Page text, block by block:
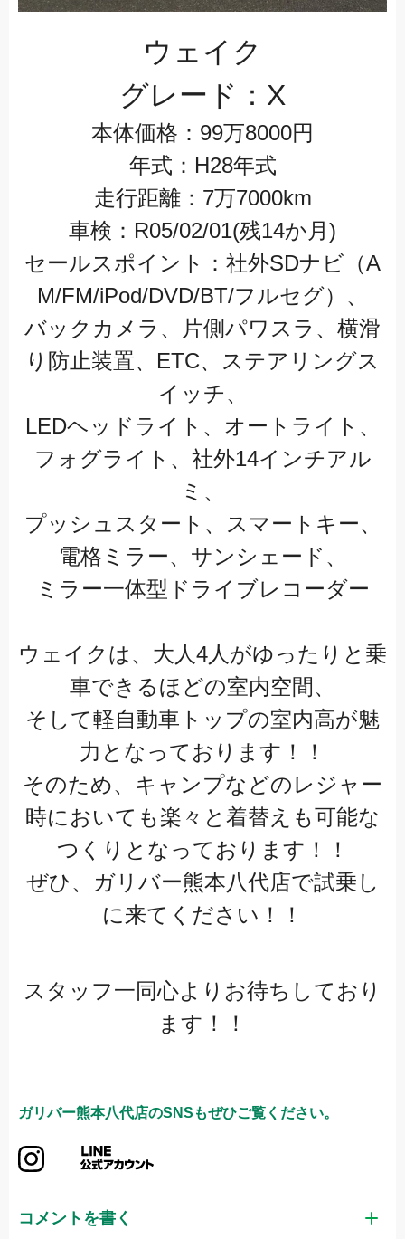
ウェイク
グレード：X
本体価格：99万8000円
年式：H28年式
走行距離：7万7000km
車検：R05/02/01(残14か月)
セールスポイント：社外SDナビ（A
M/FM/iPod/DVD/BT/フルセグ）、
バックカメラ、片側パワスラ、横滑
り防止装置、ETC、ステアリングス
イッチ、
LEDヘッドライト、オートライト、
フォグライト、社外14インチアル
ミ、
プッシュスタート、スマートキー、
電格ミラー、サンシェード、
ミラー一体型ドライブレコーダー
ウェイクは、大人4人がゆったりと乗
車できるほどの室内空間、
そして軽自動車トップの室内高が魅
力となっております！！
そのため、キャンプなどのレジャー
時においても楽々と着替えも可能な
つくりとなっております！！
ぜひ、ガリバー熊本八代店で試乗し
に来てください！！
スタッフ一同心よりお待ちしており
ます！！
ガリバー熊本八代店のSNSもぜひご覧ください。
コメントを書く